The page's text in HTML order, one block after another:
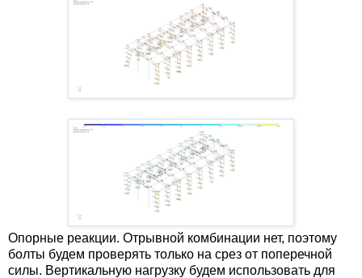
Опорные реакции. Отрывной комбинации нет, поэтому
болты будем проверять только на срез от поперечной
силы. Вертикальную нагрузку будем использовать для